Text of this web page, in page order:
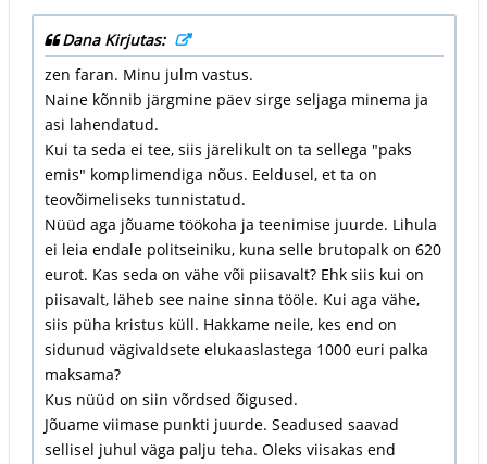
Dana Kirjutas:
zen faran. Minu julm vastus.
Naine kõnnib järgmine päev sirge seljaga minema ja
asi lahendatud.
Kui ta seda ei tee, siis järelikult on ta sellega "paks
emis" komplimendiga nõus. Eeldusel, et ta on
teovõimeliseks tunnistatud.
Nüüd aga jõuame töökoha ja teenimise juurde. Lihula
ei leia endale politseiniku, kuna selle brutopalk on 620
eurot. Kas seda on vähe või piisavalt? Ehk siis kui on
piisavalt, läheb see naine sinna tööle. Kui aga vähe,
siis püha kristus küll. Hakkame neile, kes end on
sidunud vägivaldsete elukaaslastega 1000 euri palka
maksama?
Kus nüüd on siin võrdsed õigused.
Jõuame viimase punkti juurde. Seadused saavad
sellisel juhul väga palju teha. Oleks viisakas end